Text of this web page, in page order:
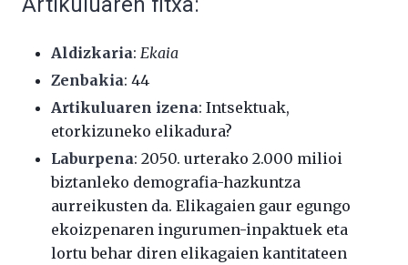
Aldizkaria: Ekaia
Zenbakia: 44
Artikuluaren izena: Intsektuak,
etorkizuneko elikadura?
Laburpena: 2050. urterako 2.000 milioi
biztanleko demografia-hazkuntza
aurreikusten da. Elikagaien gaur egungo
ekoizpenaren ingurumen-inpaktuek eta
lortu behar diren elikagaien kantitateen